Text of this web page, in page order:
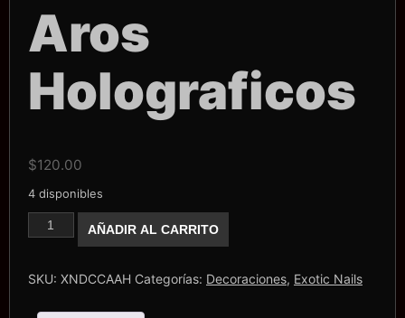
Aros
Holograficos
$120.00
4 disponibles
Caja
Exotic
Aros
AÑADIR AL CARRITO
SKU: XNDCCAAH Categorías: Decoraciones, Exotic Nails